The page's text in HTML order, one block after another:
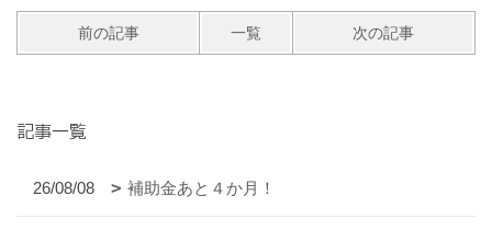
前の記事 一覧 次の記事
記事一覧
26/08/08 補助金あと４か月！